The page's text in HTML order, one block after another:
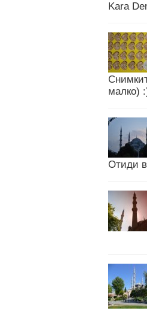
Kara
малко)
Отиди